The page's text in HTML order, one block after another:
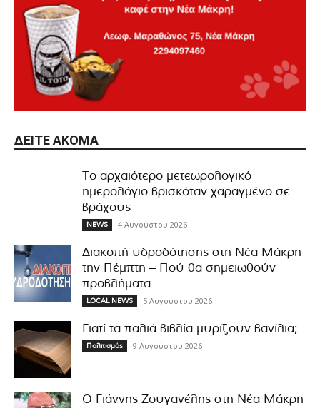
ΔΕΊΤΕ ΑΚΌΜΑ
Το αρχαιότερο μετεωρολογικό
ημερολόγιο βρισκόταν χαραγμένο σε
βράχους
NEWS 4 Αυγούστου 2026
Διακοπή υδροδότησης στη Νέα Μάκρη
την Πέμπτη – Πού θα σημειωθούν
προβλήματα
LOCAL NEWS 5 Αυγούστου 2026
Γιατί τα παλιά βιβλία μυρίζουν βανίλια;
Πολιτισμός 9 Αυγούστου 2026
Ο Γιάννης Ζουγανέλης στη Νέα Μάκρη